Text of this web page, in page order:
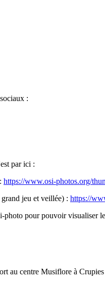
:
par ici :
https://www.osi-photos.org/
jeu et veillée) : https://
photo pour pouvoir visualiser
au centre Musiflore à